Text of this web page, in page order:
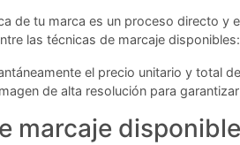
de tu marca es un proceso directo
las técnicas de marcaje
el precio unitario y total
de alta resolución para
marcaje